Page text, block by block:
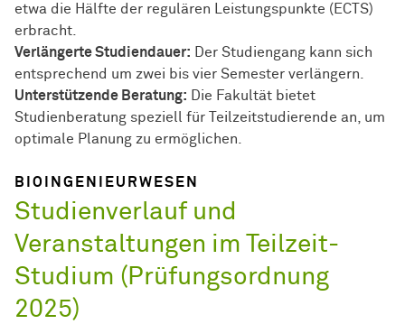
etwa die Hälfte der regulären Leistungspunkte (ECTS)
erbracht.
Verlängerte Studiendauer: Der Studiengang kann sich
entsprechend um zwei bis vier Semester verlängern.
Unterstützende Beratung: Die Fakultät bietet
Studienberatung speziell für Teilzeitstudierende an, um
optimale Planung zu ermöglichen.
BIOINGENIEURWESEN
Studienverlauf und
Veranstaltungen im Teilzeit-
Studium (Prüfungsordnung
2025)